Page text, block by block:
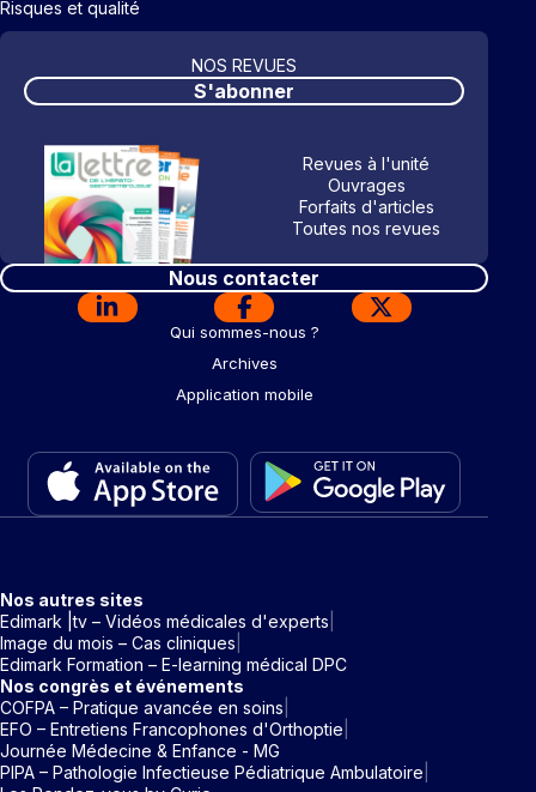
Risques et qualité
NOS REVUES
S'abonner
Revues à l'unité
Ouvrages
Forfaits d'articles
Toutes nos revues
Nous contacter
Qui sommes-nous ?
Archives
Application mobile
Nos autres sites
Edimark |tv – Vidéos médicales d'experts
Image du mois – Cas cliniques
Edimark Formation – E-learning médical DPC
Nos congrès et événements
COFPA – Pratique avancée en soins
EFO – Entretiens Francophones d'Orthoptie
Journée Médecine & Enfance - MG
PIPA – Pathologie Infectieuse Pédiatrique Ambulatoire